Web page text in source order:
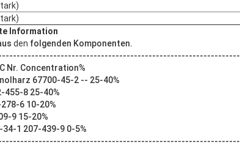
Information
den folgenden Komponenten.
Nr. Concentration%
67700-45-2 -- 25-40%
455-8 25-40%
6 10-20%
9 15-20%
1 207-439-9 0-5%